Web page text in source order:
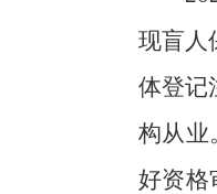
现盲人
体登记
构从业
好资格